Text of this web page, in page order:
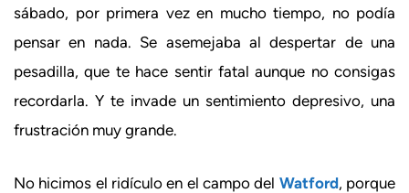
sábado, por primera vez en mucho tiempo, no podía
pensar en nada. Se asemejaba al despertar de una
pesadilla, que te hace sentir fatal aunque no consigas
recordarla. Y te invade un sentimiento depresivo, una
frustración muy grande.
No hicimos el ridículo en el campo del Watford, porque